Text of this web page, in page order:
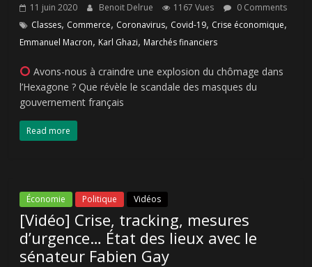
11 juin 2020 Benoit Delrue 1167 Vues
0 Comments
Classes, Commerce, Coronavirus, Covid-19, Crise économique,
Emmanuel Macron, Karl Ghazi, Marchés financiers
Avons-nous à craindre une explosion du chômage dans
l’Hexagone ? Que révèle le scandale des masques du
gouvernement français
Read more
Économie Politique Vidéos
[Vidéo] Crise, tracking, mesures
d’urgence… État des lieux avec le
sénateur Fabien Gay